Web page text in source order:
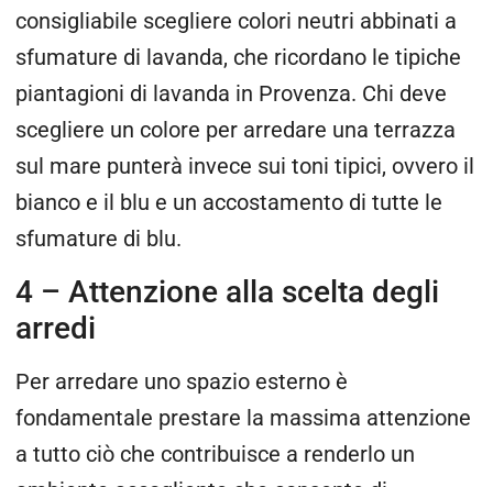
consigliabile scegliere colori neutri abbinati a
sfumature di lavanda, che ricordano le tipiche
piantagioni di lavanda in Provenza. Chi deve
scegliere un colore per arredare una terrazza
sul mare punterà invece sui toni tipici, ovvero il
bianco e il blu e un accostamento di tutte le
sfumature di blu.
4 – Attenzione alla scelta degli
arredi
Per arredare uno spazio esterno è
fondamentale prestare la massima attenzione
a tutto ciò che contribuisce a renderlo un